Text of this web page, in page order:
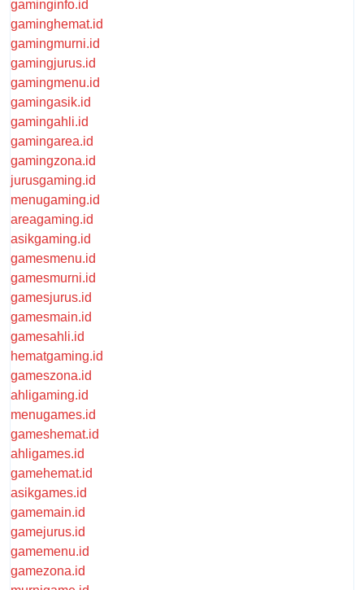
gaminginfo.id
gaminghemat.id
gamingmurni.id
gamingjurus.id
gamingmenu.id
gamingasik.id
gamingahli.id
gamingarea.id
gamingzona.id
jurusgaming.id
menugaming.id
areagaming.id
asikgaming.id
gamesmenu.id
gamesmurni.id
gamesjurus.id
gamesmain.id
gamesahli.id
hematgaming.id
gameszona.id
ahligaming.id
menugames.id
gameshemat.id
ahligames.id
gamehemat.id
asikgames.id
gamemain.id
gamejurus.id
gamemenu.id
gamezona.id